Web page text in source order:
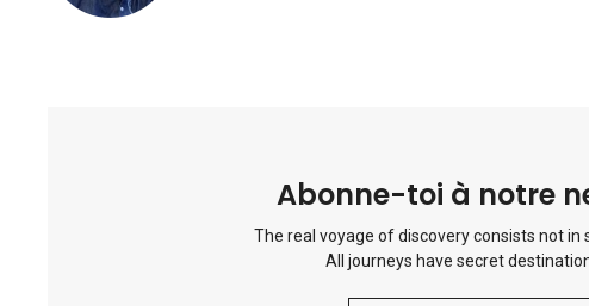
Abonne-toi à notre
The real voyage of discovery consists not in
All journeys have secret